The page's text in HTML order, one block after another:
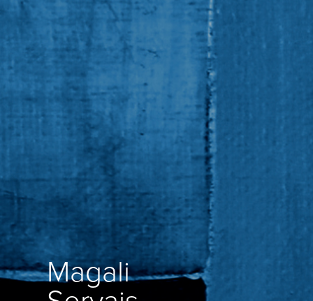
Magali